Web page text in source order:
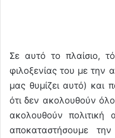
Σε αυτό το πλαίσιο,
φιλοξενίας του με την
μας θυμίζει αυτό) και
ότι δεν ακολουθούν
ακολουθούν πολιτική
αποκαταστήσουμε